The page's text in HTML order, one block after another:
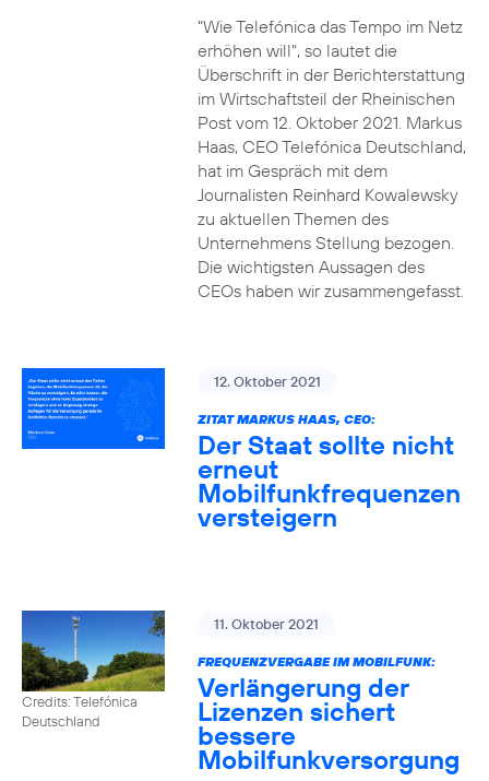
"Wie Telefónica das Tempo im Netz
erhöhen will", so lautet die
Überschrift in der Berichterstattung
im Wirtschaftsteil der Rheinischen
Post vom 12. Oktober 2021. Markus
Haas, CEO Telefónica Deutschland,
hat im Gespräch mit dem
Journalisten Reinhard Kowalewsky
zu aktuellen Themen des
Unternehmens Stellung bezogen.
Die wichtigsten Aussagen des
CEOs haben wir zusammengefasst.
12. Oktober 2021
ZITAT MARKUS HAAS, CEO:
Der Staat sollte nicht
erneut
Mobilfunkfrequenzen
versteigern
Credits: Telefónica
Deutschland
11. Oktober 2021
FREQUENZVERGABE IM MOBILFUNK:
Verlängerung der
Lizenzen sichert
bessere
Mobilfunkversorgung